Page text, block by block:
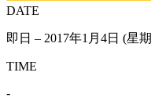
DATE
即日 – 2017年1月4日 (星
TIME
-